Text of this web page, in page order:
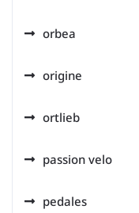
orbea
origine
ortlieb
passion velo
pedales